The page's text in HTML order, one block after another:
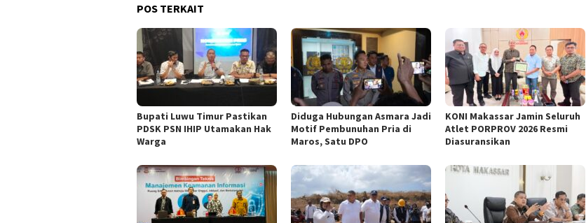
POS TERKAIT
Bupati Luwu Timur Pastikan
PDSK PSN IHIP Utamakan Hak
Warga
Diduga Hubungan Asmara Jadi
Motif Pembunuhan Pria di
Maros, Satu DPO
KONI Makassar Jamin Seluruh
Atlet PORPROV 2026 Resmi
Diasuransikan